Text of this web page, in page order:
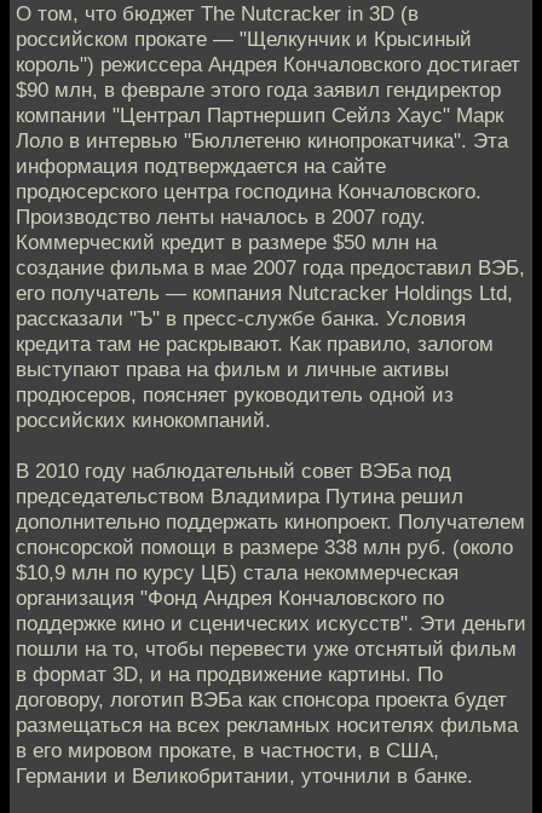
О том, что бюджет The Nutcracker in 3D (в
российском прокате — "Щелкунчик и Крысиный
король") режиссера Андрея Кончаловского достигает
$90 млн, в феврале этого года заявил гендиректор
компании "Централ Партнершип Сейлз Хаус" Марк
Лоло в интервью "Бюллетеню кинопрокатчика". Эта
информация подтверждается на сайте
продюсерского центра господина Кончаловского.
Производство ленты началось в 2007 году.
Коммерческий кредит в размере $50 млн на
создание фильма в мае 2007 года предоставил ВЭБ,
его получатель — компания Nutcracker Holdings Ltd,
рассказали "Ъ" в пресс-службе банка. Условия
кредита там не раскрывают. Как правило, залогом
выступают права на фильм и личные активы
продюсеров, поясняет руководитель одной из
российских кинокомпаний.
В 2010 году наблюдательный совет ВЭБа под
председательством Владимира Путина решил
дополнительно поддержать кинопроект. Получателем
спонсорской помощи в размере 338 млн руб. (около
$10,9 млн по курсу ЦБ) стала некоммерческая
организация "Фонд Андрея Кончаловского по
поддержке кино и сценических искусств". Эти деньги
пошли на то, чтобы перевести уже отснятый фильм
в формат 3D, и на продвижение картины. По
договору, логотип ВЭБа как спонсора проекта будет
размещаться на всех рекламных носителях фильма
в его мировом прокате, в частности, в США,
Германии и Великобритании, уточнили в банке.